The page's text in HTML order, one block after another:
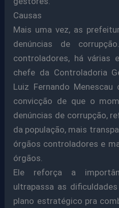
Causas
Mais uma vez, as
denúncias de
controladores, há várias
chefe da Controladoria
Luiz Fernando
convicção de que o
denúncias de corrupção,
da população, mais
órgãos controladores e
órgãos.
Ele reforça a
ultrapassa as
plano estratégico pra